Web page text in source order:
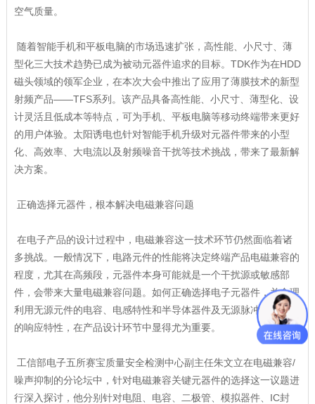
空气质量。
随着智能手机和平板电脑的市场迅速扩张，高性能、小尺寸、薄
型化三大技术趋势已成为被动元器件追求的目标。TDK作为在HDD
磁头领域的领军企业，在本次大会中推出了应用了薄膜技术的新型
射频产品——TFS系列。该产品具备高性能、小尺寸、薄型化、设
计灵活且低成本等特点，可为手机、平板电脑等移动终端带来更好
的用户体验。太阳诱电也针对智能手机升级对元器件带来的小型
化、高效率、大电流以及射频噪音干扰等技术挑战，带来了最新解
决方案。
正确选择元器件，根本解决电磁兼容问题
在电子产品的设计过程中，电磁兼容这一技术环节仍然面临着诸
多挑战。一般情况下，电路元件的性能将决定终端产品电磁兼容的
程度，尤其在高频段，元器件本身可能就是一个干扰源或敏感部
件，会带来大量电磁兼容问题。如何正确选择电子元器件，并合理
利用无源元件的电容、电感特性和半导体器件及无源脉冲吸收器件
的响应特性，在产品设计环节中显得尤为重要。
工信部电子五所赛宝质量安全检测中心副主任朱文立在电磁兼容/
噪声抑制的分论坛中，针对电磁兼容关键元器件的选择这一议题进
行深入探讨，他分别针对电阻、电容、二极管、模拟器件、IC封